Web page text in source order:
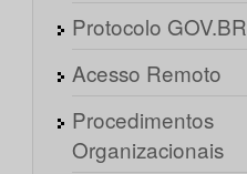
Protocolo GOV.BR
Acesso Remoto
Procedimentos
Organizacionais